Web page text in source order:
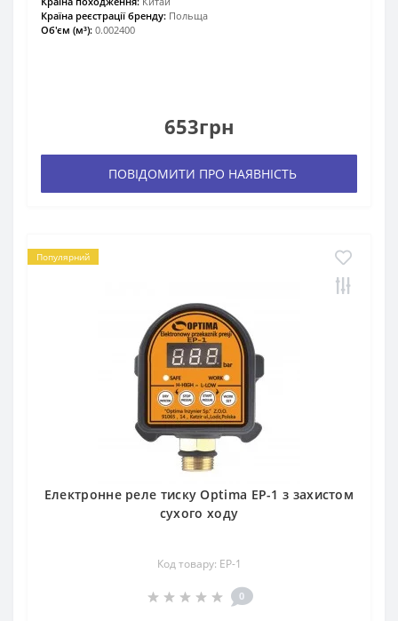
Країна реєстрації бренду: Польща
Об'єм (м³): 0.002400
653грн
ПОВІДОМИТИ ПРО НАЯВНІСТЬ
Популярний
Електронне реле тиску Optima EP-1 з захистом
сухого ходу
Код товару: EP-1
0